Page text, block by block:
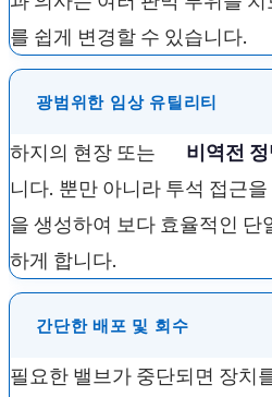
를 ​​쉽게 변경할 수 있습니다.
광범위한 임상 유틸리티
하지의 현장 또는 비역전
니다. 뿐만 아니라 투석 접근
을 생성하여 보다 효율적인 단
하게 합니다.
간단한 배포 및 회수
필요한 밸브가 중단되면 장치